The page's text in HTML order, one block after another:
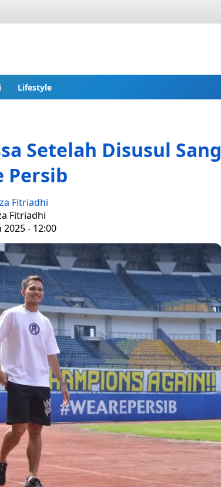
Lifestyle
Setelah Disusul Sang
Persib
Fitriadhi
Fitriadhi
2025 - 12:00